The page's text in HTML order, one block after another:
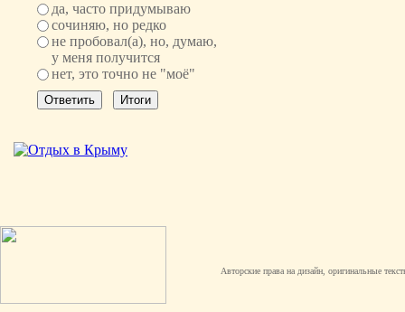
да, часто придумываю
сочиняю, но редко
не пробовал(а), но, думаю,
у меня получится
нет, это точно не "моё"
Авторские права на дизайн, оригинальные